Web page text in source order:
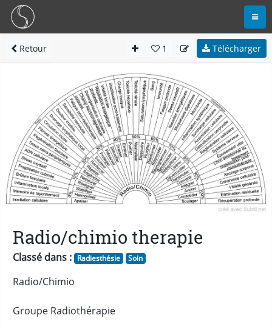
Retour 1 Télécharger
Radio/chimio therapie
Classé dans : Radiesthésie Soin
Radio/Chimio
Groupe Radiothérapie